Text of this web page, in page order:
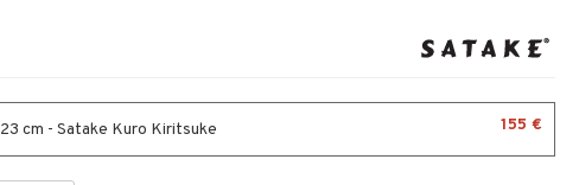
23 cm - Satake Kuro Kiritsuke 155 €